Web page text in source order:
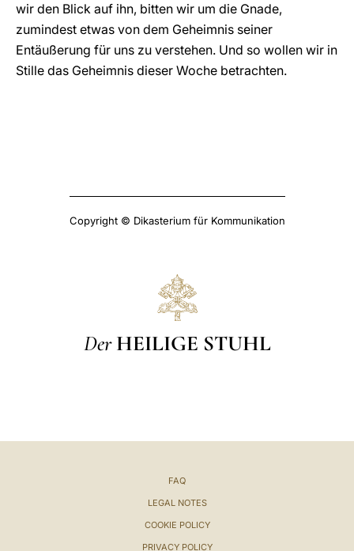
wir den Blick auf ihn, bitten wir um die Gnade,
zumindest etwas von dem Geheimnis seiner
Entäußerung für uns zu verstehen. Und so wollen wir in
Stille das Geheimnis dieser Woche betrachten.
Copyright © Dikasterium für Kommunikation
Der HEILIGE STUHL
FAQ
LEGAL NOTES
COOKIE POLICY
PRIVACY POLICY